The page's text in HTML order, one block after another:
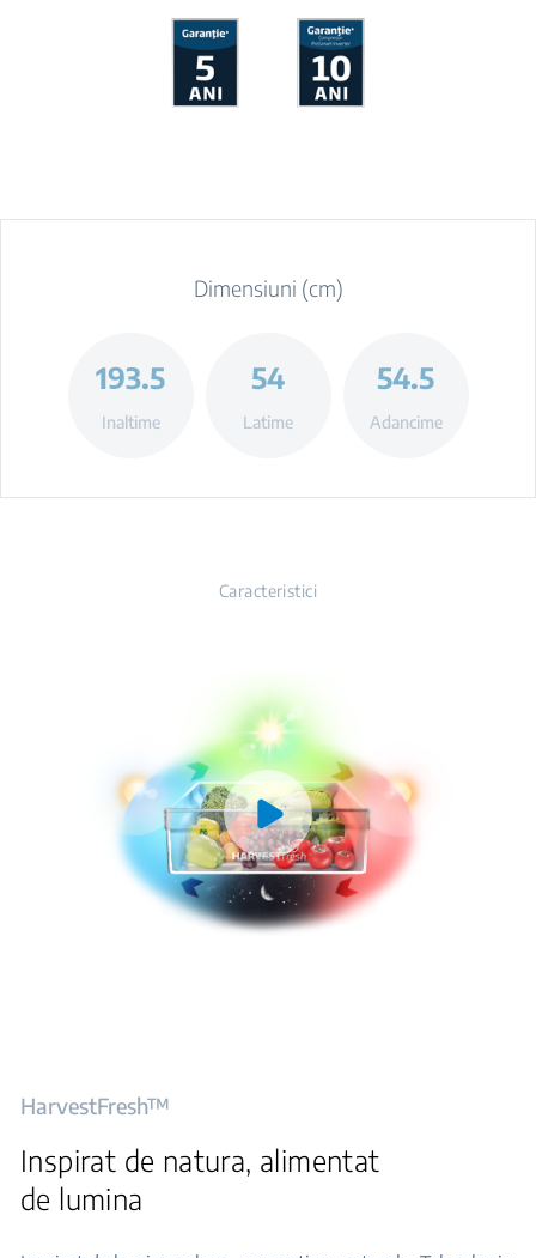
Dimensiuni (cm)
193.5
Inaltime
54
Latime
54.5
Adancime
Caracteristici
HarvestFresh™
Inspirat de natura, alimentat
de lumina